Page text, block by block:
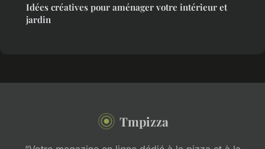
Idées créatives pour aménager votre intérieur et
jardin
Tmpizza